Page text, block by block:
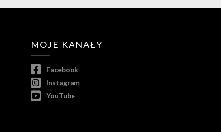
MOJE KANAŁY
Facebook
Instagram
YouTube